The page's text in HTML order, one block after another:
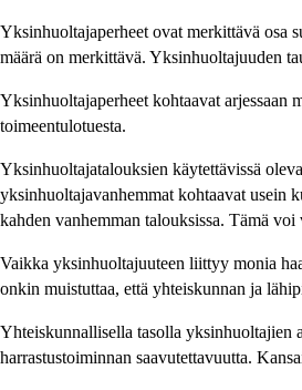
Yksinhuoltajaperheet ovat merkittävä osa
määrä on merkittävä. Yksinhuoltajuuden
Yksinhuoltajaperheet kohtaavat arjessaan
toimeentulotuesta.
Yksinhuoltajatalouksien käytettävissä
yksinhuoltajavanhemmat kohtaavat usein
kahden vanhemman talouksissa. Tämä
Vaikka yksinhuoltajuuteen liittyy monia
onkin muistuttaa, että yhteiskunnan ja
Yhteiskunnallisella tasolla yksinhuoltajien
harrastustoiminnan saavutettavuutta.